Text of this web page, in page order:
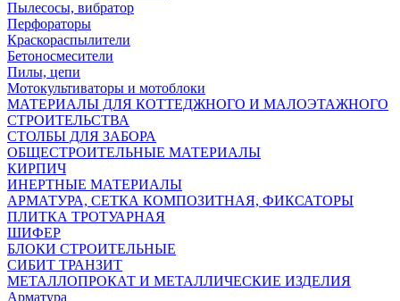
Пылесосы, вибратор
Перфораторы
Краскораспылители
Бетоносмесители
Пилы, цепи
Мотокультиваторы и мотоблоки
МАТЕРИАЛЫ ДЛЯ КОТТЕДЖНОГО И МАЛОЭТАЖНОГО
СТРОИТЕЛЬСТВА
СТОЛБЫ ДЛЯ ЗАБОРА
ОБЩЕСТРОИТЕЛЬНЫЕ МАТЕРИАЛЫ
КИРПИЧ
ИНЕРТНЫЕ МАТЕРИАЛЫ
АРМАТУРА, СЕТКА КОМПОЗИТНАЯ, ФИКСАТОРЫ
ПЛИТКА ТРОТУАРНАЯ
ШИФЕР
БЛОКИ СТРОИТЕЛЬНЫЕ
СИБИТ ТРАНЗИТ
МЕТАЛЛОПРОКАТ И МЕТАЛЛИЧЕСКИЕ ИЗДЕЛИЯ
Арматура